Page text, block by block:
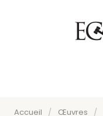
Accueil / Œuvres /